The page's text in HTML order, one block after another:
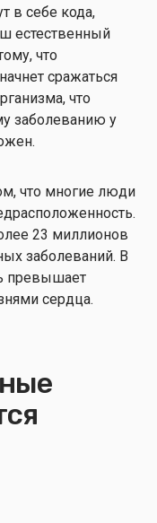
в себе кода,
естественный
что
сражаться
что
заболеванию у
что многие люди
23 миллионов
заболеваний. В
превышает
сердца.